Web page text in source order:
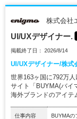
株式会社
UI/UXデザイナー.
掲載終了日： 2026/8/14
UI/UXデザイナー/株式
世界163ヶ国に792万
サイト「BUYMA(バイ
海外ブランドのアイテ
仕事内容
BUYMAの